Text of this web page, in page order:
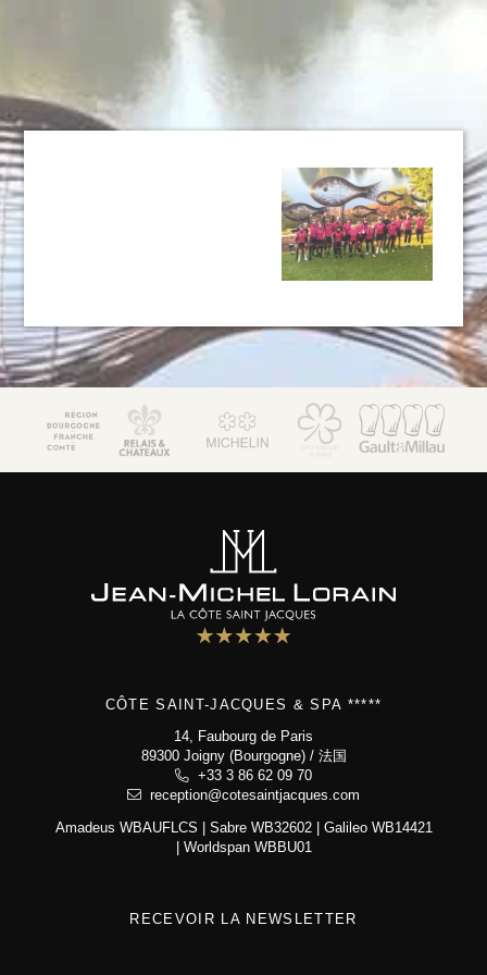
CÔTE SAINT-JACQUES & SPA *****
14, Faubourg de Paris
89300 Joigny (Bourgogne) / 法国
+33 3 86 62 09 70
reception@cotesaintjacques.com
Amadeus WBAUFLCS | Sabre WB32602 | Galileo WB14421
| Worldspan WBBU01
RECEVOIR LA NEWSLETTER
Côte Saint-Jacques & Spa *****
+33 3 86 62 09 70
reception@cotesaintjacques.com